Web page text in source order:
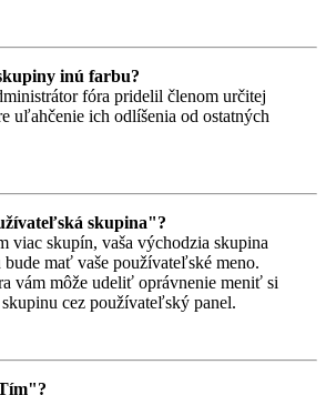
inú farbu?
fóra pridelil členom určitej
uľahčenie ich odlíšenia od ostatných
skupina"?
viac skupín, vaša východzia skupina
mať vaše používateľské meno.
vám môže udeliť oprávnenie meniť si
cez používateľský panel.